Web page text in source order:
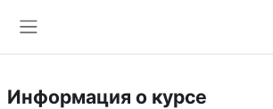
Информация о курсе